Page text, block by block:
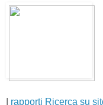
rapporti Ricerca su